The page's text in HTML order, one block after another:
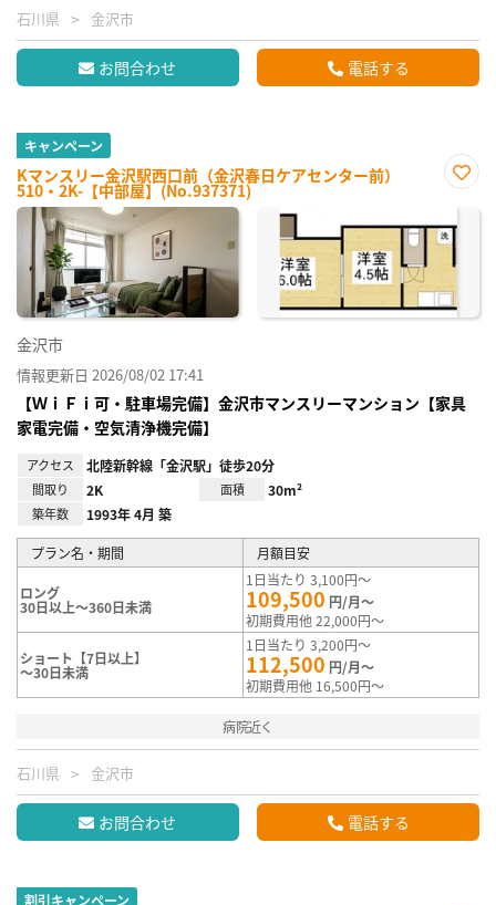
石川県 金沢市
お問合わせ 電話する
キャンペーン
Kマンスリー金沢駅西口前（金沢春日ケアセンター前）
510・2K-【中部屋】(No.937371)
に入
り登
録
金沢市
情報更新日 2026/08/02 17:41
【ＷｉＦｉ可・駐車場完備】金沢市マンスリーマンション【家具
家電完備・空気清浄機完備】
アクセス 北陸新幹線「金沢駅」徒歩20分
間取り 2K 面積 30m²
築年数 1993年 4月 築
プラン名・期間 月額目安
ロング
30日以上～360日未満
1日当たり 3,100円～
109,500 円/月～
初期費用他 22,000円～
ショート【7日以上】
～30日未満
1日当たり 3,200円～
112,500 円/月～
初期費用他 16,500円～
病院近く
石川県 金沢市
お問合わせ 電話する
割引キャンペーン